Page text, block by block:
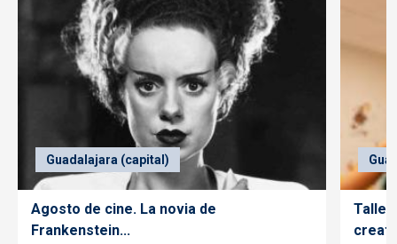
Guadalajara (capital)
Agosto de cine. La novia de
Frankenstein...
Taller